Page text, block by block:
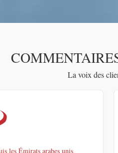
La voix des